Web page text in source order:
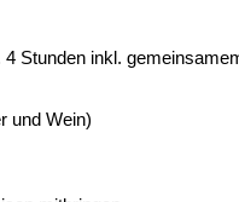
Stunden inkl.
und Wein)